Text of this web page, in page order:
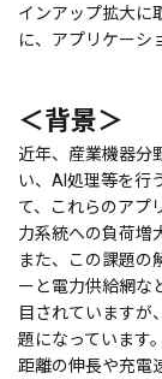
インアップ拡大に
に、アプリケーシ
＜背景＞
近年、産業機器分
い、AI処理等を行
て、これらのアプ
力系統への負荷増
また、この課題の
ーと電力供給網な
目されていますが
題になっています
距離の伸長や充電